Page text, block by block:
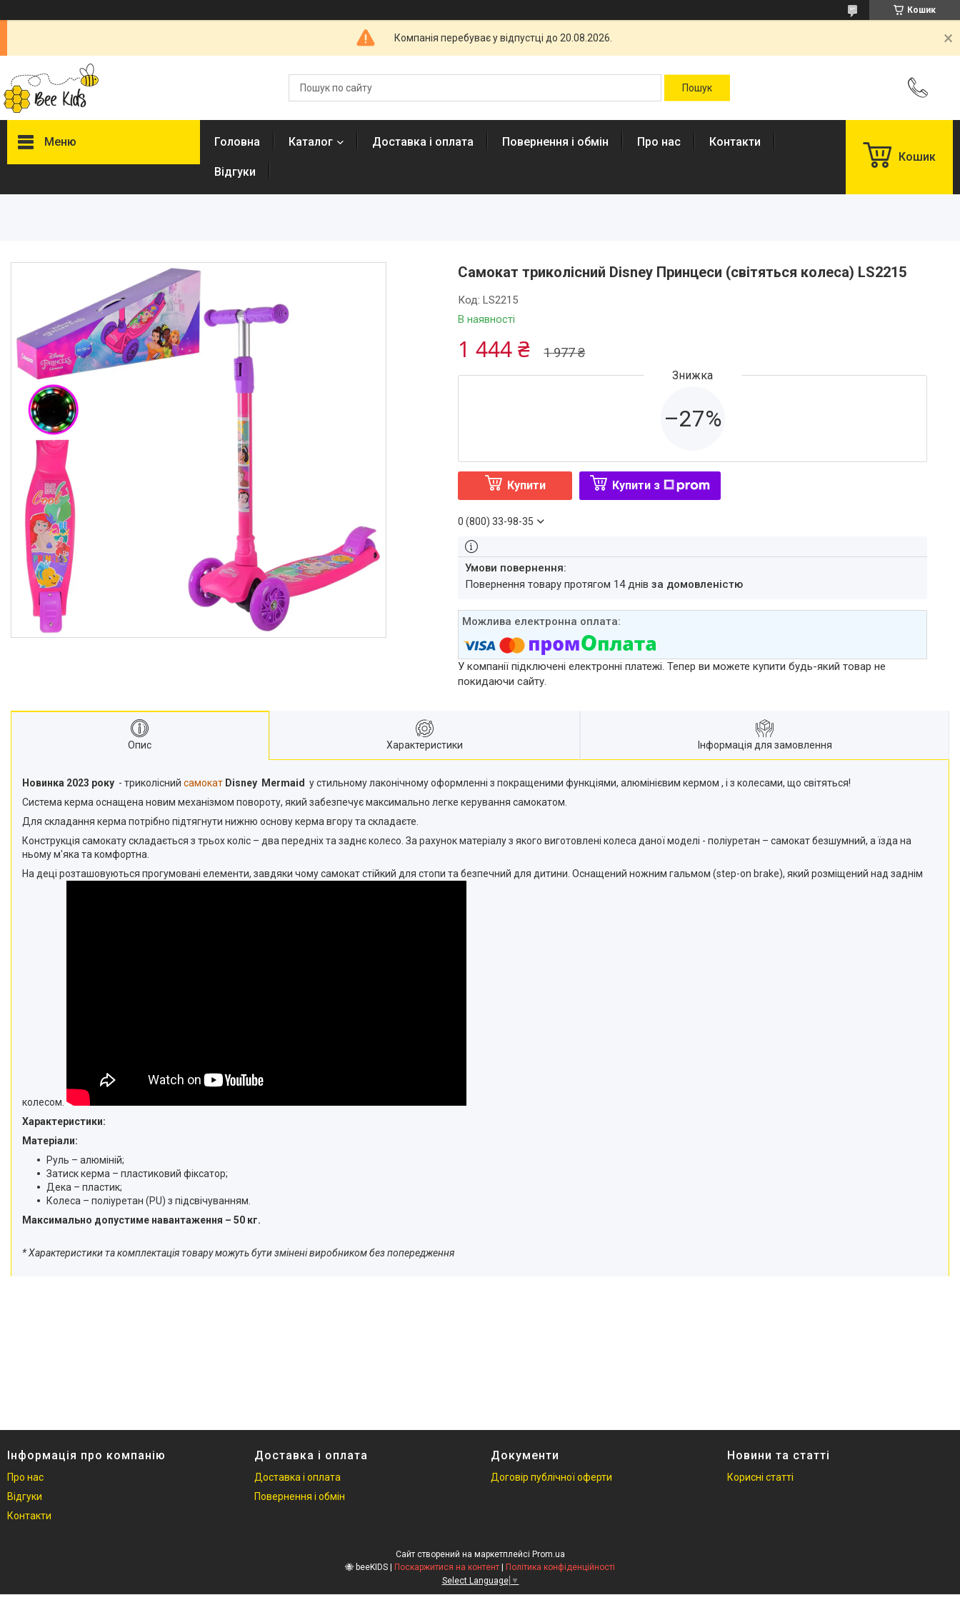
Кошик
Компанія перебуває у відпустці до 20.08.2026.
Меню
Контакти
Головна Каталог Доставка і оплата Повернення і обмін Про нас Контакти
Відгуки
Кошик
Самокат триколісний Disney Принцеси (світяться колеса) LS2215
В наявності
Код:LS2215
1 977 ₴
1 444 ₴
–27%
Купити Купити з
0 (800) 33-98-35
повернення товару протягом 14 днівза домовленістю
У компанії підключені електронні платежі. Тепер ви можете купити будь-який товар не
покидаючи сайту.
Опис Характеристики Інформація для замовлення
Новинка 2023 року - триколісний самокат Disney Mermaid у стильному лаконічному оформленні з покращеними функціями, алюмінієвим кермом , і з колесами, що світяться!
Система керма оснащена новим механізмом повороту, який забезпечує максимально легке керування самокатом.
Для складання керма потрібно підтягнути нижню основу керма вгору та складаєте.
Конструкція самокату складається з трьох коліс – два передніх та заднє колесо. За рахунок матеріалу з якого виготовлені колеса даної моделі - поліуретан – самокат безшумний, а їзда на
ньому м'яка та комфортна.
На деці розташовуються прогумовані елементи, завдяки чому самокат стійкий для стопи та безпечний для дитини. Оснащений ножним гальмом (step-on brake), який розміщений над заднім
колесом.
Характеристики:
Матеріали:
Руль – алюміній;
Затиск керма – пластиковий фіксатор;
Дека – пластик;
Колеса – поліуретан (PU) з підсвічуванням.
Максимально допустиме навантаження – 50 кг.
* Характеристики та комплектація товару можуть бути змінені виробником без попередження
Інформація про компанію
Про нас
Відгуки
Контакти
Доставка і оплата
Доставка і оплата
Повернення і обмін
Документи
Договір публічної оферти
Новини та статті
Корисні статті
Сайт створений на маркетплейсі Prom.ua
Поскаржитися на контент
Політика конфіденційності
Select Language ▼